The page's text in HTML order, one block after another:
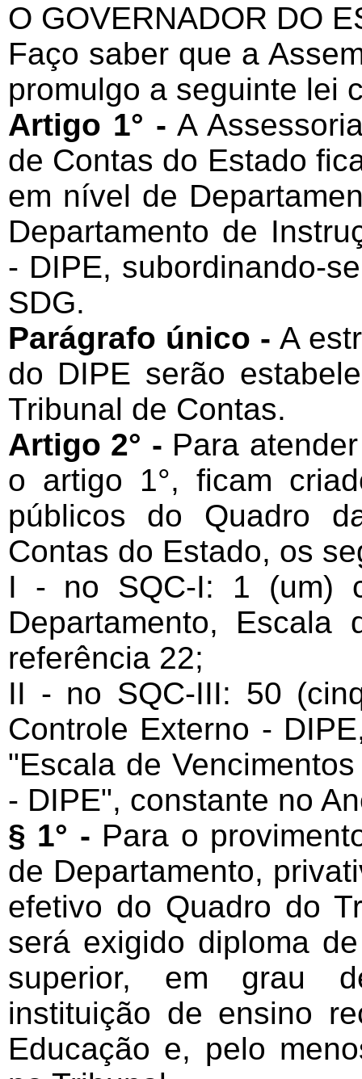
O GOVERNADOR DO
Faço saber que a
promulgo a seguinte lei
Artigo 1° - A
de Contas do Estado
em nível de
Departamento de
- DIPE, subordinando-
SDG.
Parágrafo único - A
do DIPE serão
Tribunal de Contas.
Artigo 2° - Para
o artigo 1°, ficam
públicos do Quadro
Contas do Estado, os
I - no SQC-I: 1 (um)
Departamento, Escala
referência 22;
II - no SQC-III: 50
Controle Externo -
"Escala de
- DIPE", constante no
§ 1° - Para o
de Departamento,
efetivo do Quadro do
será exigido diploma
superior, em grau
instituição de ensino
Educação e, pelo